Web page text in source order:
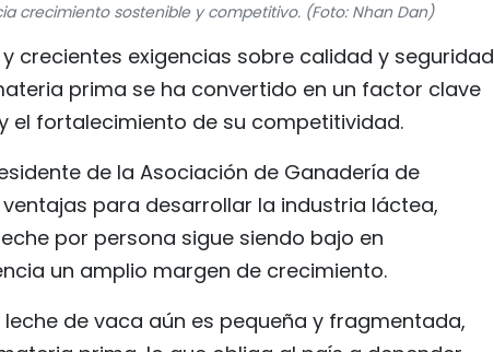
crecimiento sostenible y competitivo. (Foto: Nhan Dan)
crecientes exigencias sobre calidad y seguridad
prima se ha convertido en un factor clave
el fortalecimiento de su competitividad.
de la Asociación de Ganadería de
para desarrollar la industria láctea,
por persona sigue siendo bajo en
un amplio margen de crecimiento.
de vaca aún es pequeña y fragmentada,